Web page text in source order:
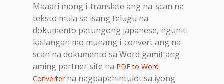
Maaari mong i-translate ang na-scan na
teksto mula sa isang telugu na
dokumento patungong japanese, ngunit
kailangan mo munang i-convert ang na-
scan na dokumento sa Word gamit ang
aming partner site na PDF to Word
Converterna nagpapahintulot sa iyong